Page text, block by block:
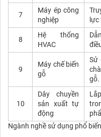
7
Máy ép công
nghiệp
8
Hệ thống
HVAC
9
Máy chế biến
gỗ
Sử
gỗ.
10
Dây chuyền
sản xuất tự
động
Ngành nghề sử dụng phổ biến